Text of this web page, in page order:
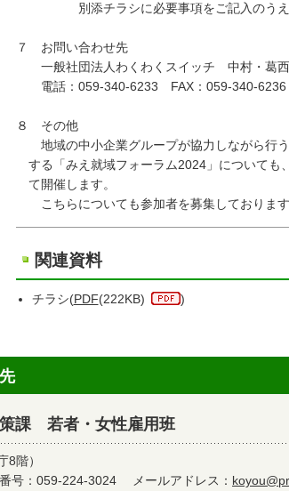
別添チラシに必要事項をご記入のうえ、
７ お問い合わせ先
一般社団法人わくわくスイッチ 中村・葛西
電話：059-340-6233 FAX：059-340-6236
８ その他
地域の中小企業グループが協力しながら行う
する「みえ就域フォーラム2024」についても
て開催します。
こちらについても参加者を募集しております
関連資料
チラシ(PDF(222KB) )
課 若者・女性雇用班
8階）
号：059-224-3024 メールアドレス：